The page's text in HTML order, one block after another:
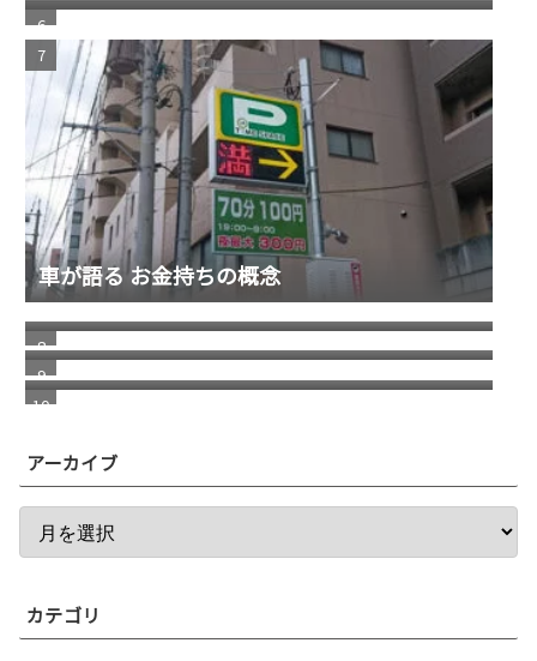
車が語る お金持ちの概念
福岡銀行の相次ぐ不祥事
きっかけはチャラいドラマだった
２つの海外ドラマ
アーカイブ
カテゴリ